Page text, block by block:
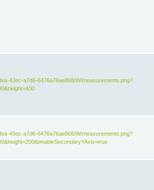
43ec-a7d6-6476a76ae868/W/measurements.png?
43ec-a7d6-6476a76ae868/W/measurements.png?